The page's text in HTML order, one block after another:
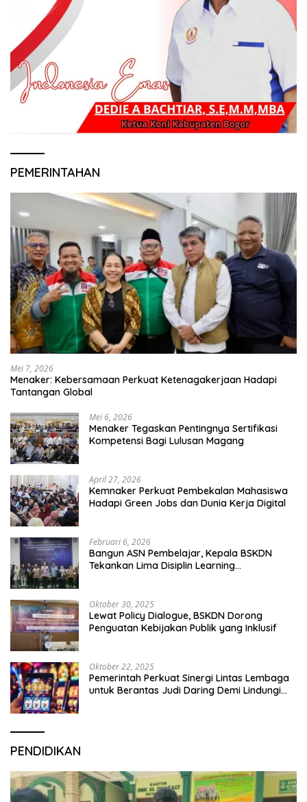
PEMERINTAHAN
Mei 7, 2026
Menaker: Kebersamaan Perkuat Ketenagakerjaan Hadapi
Tantangan Global
Mei 6, 2026
Menaker Tegaskan Pentingnya Sertifikasi
Kompetensi Bagi Lulusan Magang
April 27, 2026
Kemnaker Perkuat Pembekalan Mahasiswa
Hadapi Green Jobs dan Dunia Kerja Digital
Februari 6, 2026
Bangun ASN Pembelajar, Kepala BSKDN
Tekankan Lima Disiplin Learning
Oktober 30, 2025
Lewat Policy Dialogue, BSKDN Dorong
Penguatan Kebijakan Publik yang Inklusif
Oktober 22, 2025
Pemerintah Perkuat Sinergi Lintas Lembaga
untuk Berantas Judi Daring Demi Lindungi
PENDIDIKAN